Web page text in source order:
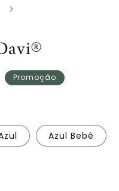
Promoção
Azul Bebê